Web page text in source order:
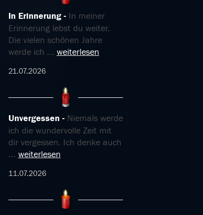
In Erinnerung
In meiner
Erinnerung lebst du weiter.
Die vielen schönen Jahre
werde ich ... weiterlesen
21.07.2026
Unvergessen
Niemals werde
ich die wundervolle Zeit mit
dir vergessen. Ich denke auch
... weiterlesen
11.07.2026